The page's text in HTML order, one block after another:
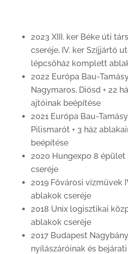
2023 XIII. ker Béke úti
cseréje, IV. ker Szíjjártó
lépcsőház komplett
2022 Európa Bau-
Nagymaros, Diósd + 22
ajtóinak beépítése
2021 Európa Bau-
Pilismarót + 3 ház
beépítése
2020 Hungexpo 8
cseréje
2019 Fővárosi vízművek
ablakok cseréje
2018 Unix logisztikai
ablakok cseréje
2017 Budapest
nyílászáróinak és